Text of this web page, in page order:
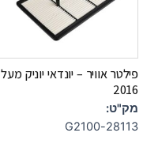
פילטר אוויר – יונדאי יוניק מעל
2016
מק"ט:
28113-G2100